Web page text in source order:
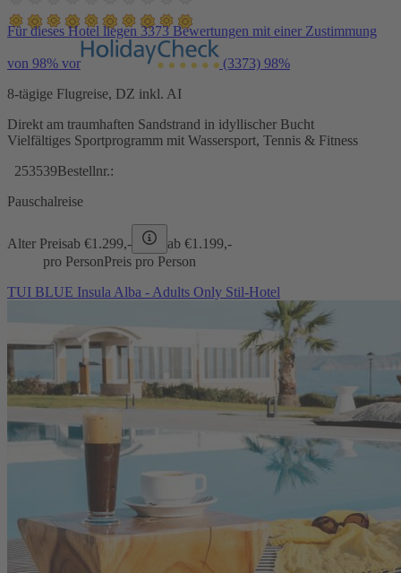
Für dieses Hotel liegen 3373 Bewertungen mit einer Zustimmung
von 98% vor (3373) 98%
8-tägige Flugreise, DZ inkl. AI
Direkt am traumhaften Sandstrand in idyllischer Bucht
Vielfältiges Sportprogramm mit Wassersport, Tennis & Fitness
253539Bestellnr.:
Pauschalreise
Alter Preisab €1.299,- ab €1.199,-
pro PersonPreis pro Person
TUI BLUE Insula Alba - Adults Only Stil-Hotel